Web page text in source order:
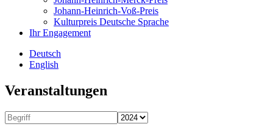
Johann-Heinrich-Voß-Preis
Kulturpreis Deutsche Sprache
Ihr Engagement
Deutsch
English
Veranstaltungen